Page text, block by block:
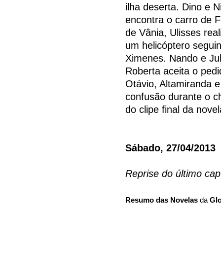
ilha deserta. Dino e
encontra o carro de
de Vânia, Ulisses
um helicóptero
Ximenes. Nando e
Roberta aceita o
Otávio, Altamiranda
confusão durante o
do clipe final da
Sábado, 27/04/2013
Reprise do último
Resumo das Novelas da